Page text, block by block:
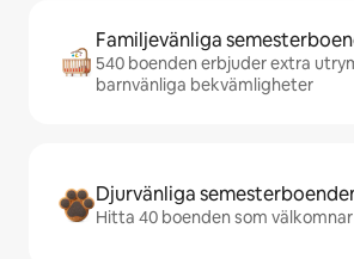
Familjevänliga
540 boenden erbjuder extra
barnvänliga bekvämligheter
Djurvänliga
Hitta 40 boenden som